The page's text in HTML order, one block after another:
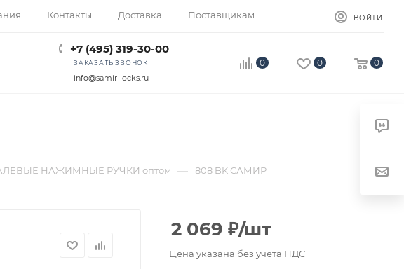
Контакты Доставка Поставщикам ВОЙТИ
+7 (495) 319-30-00
ЗАКАЗАТЬ ЗВОНОК
info@samir-locks.ru
0 0 0
НАЖИМНЫЕ РУЧКИ оптом — 808 BK САМИР
2 069 ₽/шт
Цена указана без учета НДС